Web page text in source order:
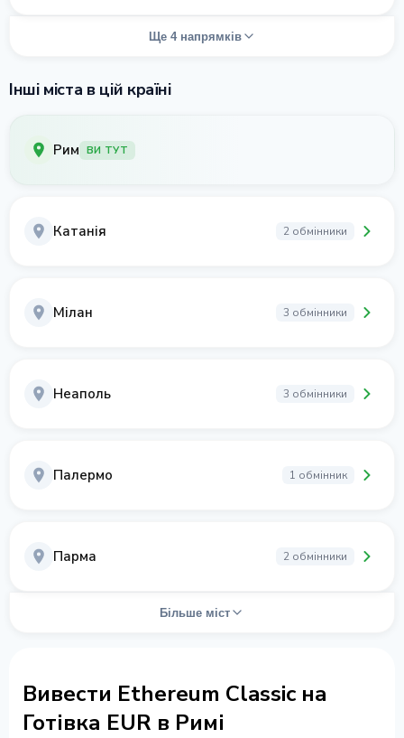
Ще 4 напрямків
Інші міста в цій країні
Рим ВИ ТУТ
Катанія 2 обмінники
Мілан 3 обмінники
Неаполь 3 обмінники
Палермо 1 обмінник
Парма 2 обмінники
Більше міст
Вивести Ethereum Classic на
Готівка EUR в Римі